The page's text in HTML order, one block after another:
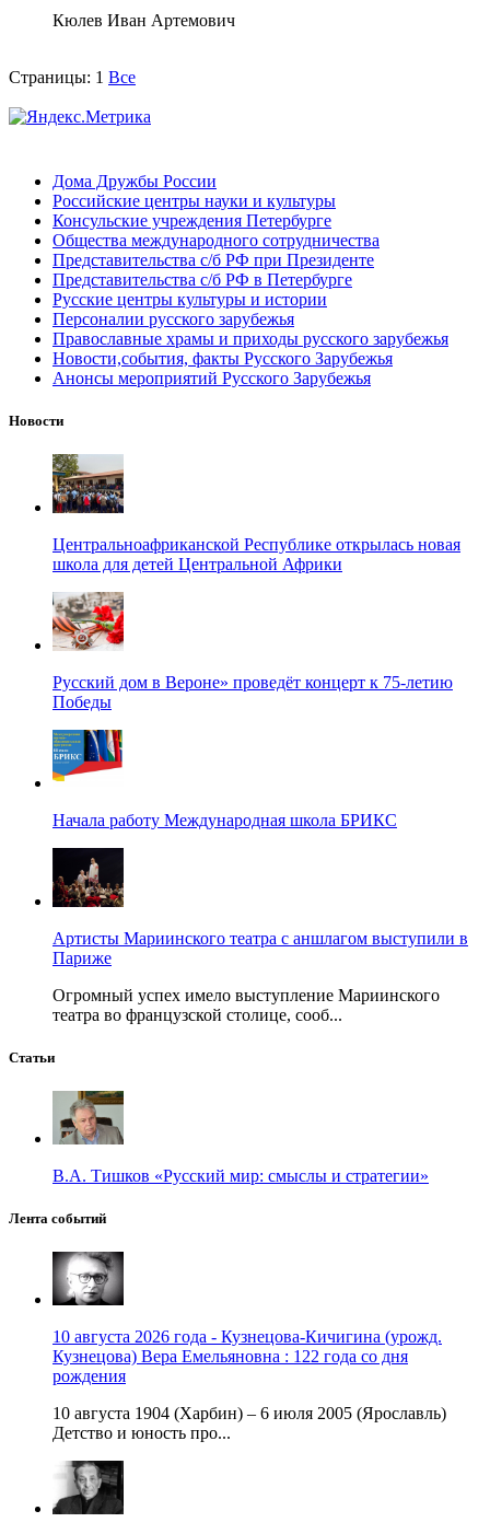
Кюлев Иван Артемович
Страницы: 1 Все
Дома Дружбы России
Российские центры науки и культуры
Консульские учреждения Петербурге
Общества международного сотрудничества
Представительства с/б РФ при Президенте
Представительства с/б РФ в Петербурге
Русские центры культуры и истории
Персоналии русского зарубежья
Православные храмы и приходы русского зарубежья
Новости,события, факты Русского Зарубежья
Анонсы мероприятий Русского Зарубежья
Новости
Центральноафриканской Республике открылась новая
школа для детей Центральной Африки
Русский дом в Вероне» проведёт концерт к 75-летию
Победы
Начала работу Международная школа БРИКС
Артисты Мариинского театра с аншлагом выступили в
Париже
Огромный успех имело выступление Мариинского
театра во французской столице, сооб...
Статьи
В.А. Тишков «Русский мир: смыслы и стратегии»
Лента событий
10 августа 2026 года - Кузнецова-Кичигина (урожд.
Кузнецова) Вера Емельяновна : 122 года со дня
рождения
10 августа 1904 (Харбин) – 6 июля 2005 (Ярославль)
Детство и юность про...